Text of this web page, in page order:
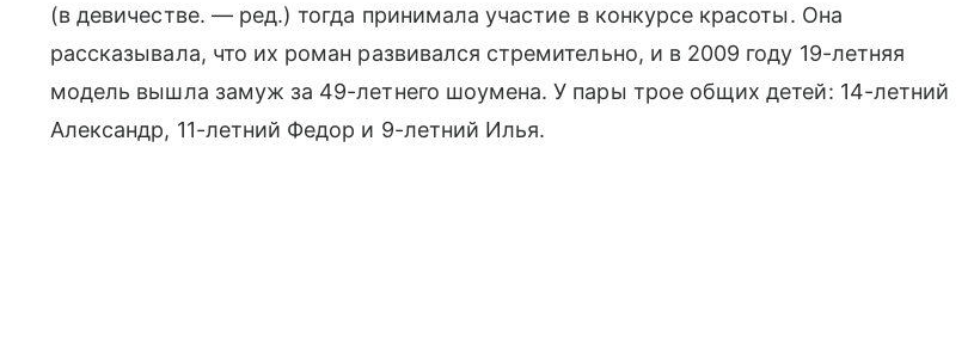
(в девичестве. — ред.) тогда принимала участие в конкурсе красоты. Она
рассказывала, что их роман развивался стремительно, и в 2009 году 19-летняя
модель вышла замуж за 49-летнего шоумена. У пары трое общих детей: 14-летний
Александр, 11-летний Федор и 9-летний Илья.